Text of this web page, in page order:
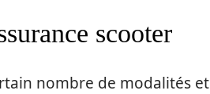
scooter
nombre de modalités et